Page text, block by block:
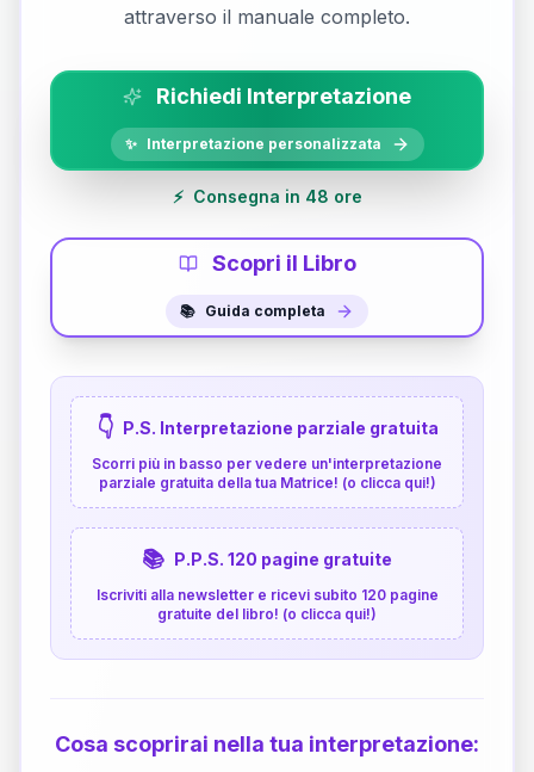
attraverso il manuale completo.
Richiedi Interpretazione
✨ Interpretazione personalizzata
⚡ Consegna in 48 ore
Scopri il Libro
📚 Guida completa
👇 P.S. Interpretazione parziale gratuita
Scorri più in basso per vedere un'interpretazione
parziale gratuita della tua Matrice! (o clicca qui!)
📚 P.P.S. 120 pagine gratuite
Iscriviti alla newsletter e ricevi subito 120 pagine
gratuite del libro! (o clicca qui!)
Cosa scoprirai nella tua interpretazione: